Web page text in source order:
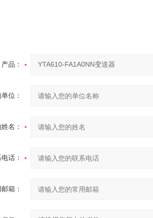
产品：
位：
名：
话：
箱：